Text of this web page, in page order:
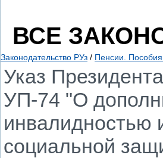
ВСЕ
Законодательство РУз / Пенсии.
Указ
УП-74 "О
инвалидностью
социальной